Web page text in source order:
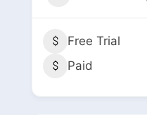
Free Trial
Paid